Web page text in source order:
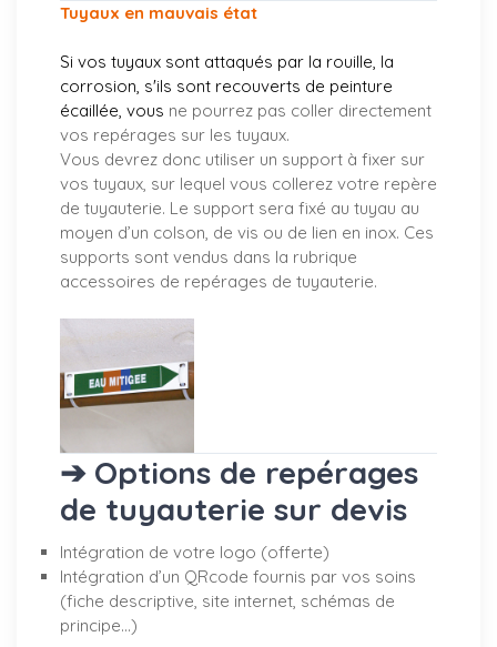
Tuyaux en mauvais état
Si vos tuyaux sont attaqués par la rouille, la
corrosion, s'ils sont recouverts de peinture
écaillée, vous ne pourrez pas coller directement
vos repérages sur les tuyaux.
Vous devrez donc utiliser un support à fixer sur
vos tuyaux, sur lequel vous collerez votre repère
de tuyauterie. Le support sera fixé au tuyau au
moyen d’un colson, de vis ou de lien en inox. Ces
supports sont vendus dans la rubrique
accessoires de repérages de tuyauterie.
➔ Options de repérages
de tuyauterie sur devis
Intégration de votre logo (offerte)
Intégration d’un QRcode fournis par vos soins
(fiche descriptive, site internet, schémas de
principe…)